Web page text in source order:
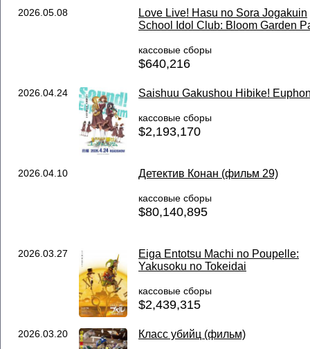
2026.05.08
Love Live! Hasu no Sora Jogakuin
School Idol Club: Bloom Garden
кассовые сборы
$640,216
2026.04.24 Saishuu Gakushou Hibike!
кассовые сборы
$2,193,170
2026.04.10 Детектив Конан (фильм 29)
кассовые сборы
$80,140,895
2026.03.27
Eiga Entotsu Machi no Poupelle:
Yakusoku no Tokeidai
кассовые сборы
$2,439,315
2026.03.20 Класс убийц (фильм)